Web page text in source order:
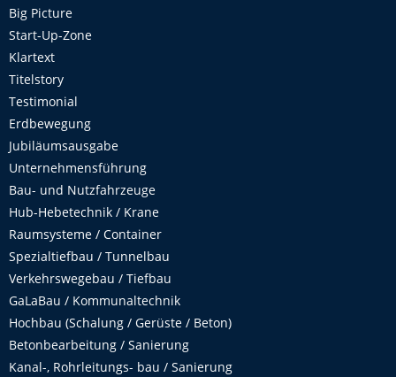
Big Picture
Start-Up-Zone
Klartext
Titelstory
Testimonial
Erdbewegung
Jubiläumsausgabe
Unternehmensführung
Bau- und Nutzfahrzeuge
Hub-Hebetechnik / Krane
Raumsysteme / Container
Spezialtiefbau / Tunnelbau
Verkehrswegebau / Tiefbau
GaLaBau / Kommunaltechnik
Hochbau (Schalung / Gerüste / Beton)
Betonbearbeitung / Sanierung
Kanal-, Rohrleitungs- bau / Sanierung